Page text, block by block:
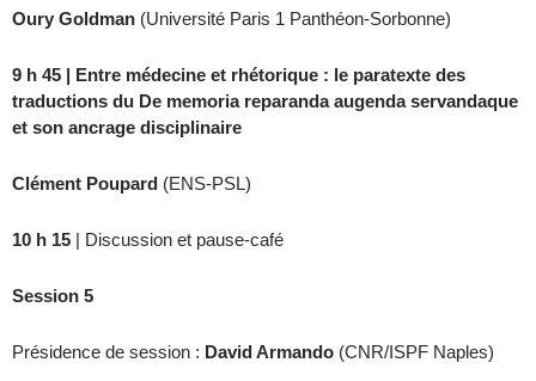
Oury Goldman (Université Paris 1 Panthéon-Sorbonne)
9 h 45 | Entre médecine et rhétorique : le paratexte des
traductions du De memoria reparanda augenda servandaque
et son ancrage disciplinaire
Clément Poupard (ENS-PSL)
10 h 15 | Discussion et pause-café
Session 5
Présidence de session : David Armando (CNR/ISPF Naples)